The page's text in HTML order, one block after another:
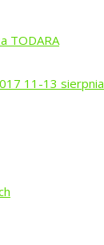
TODARA
11-13 sierpnia